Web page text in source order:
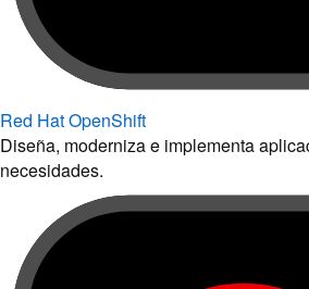
Red Hat OpenShift
Diseña, moderniza e implementa
necesidades.